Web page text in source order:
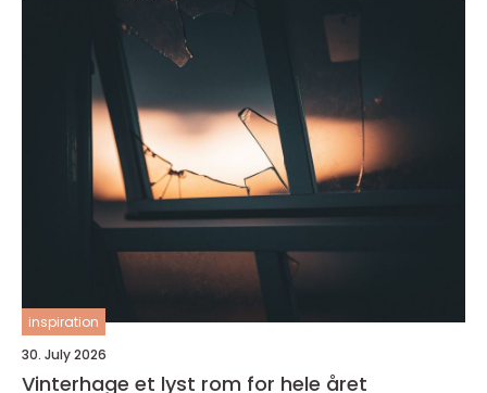
inspiration
30. July 2026
Vinterhage et lyst rom for hele året